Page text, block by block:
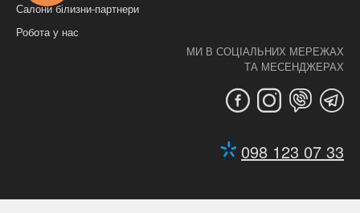
Салони білизни-партнери
Робота у нас
МИ В СОЦІАЛЬНИХ МЕРЕЖАХ
ТА МЕСЕНДЖЕРАХ
098 123 07 33